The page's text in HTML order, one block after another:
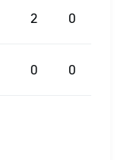
2 0
0 0